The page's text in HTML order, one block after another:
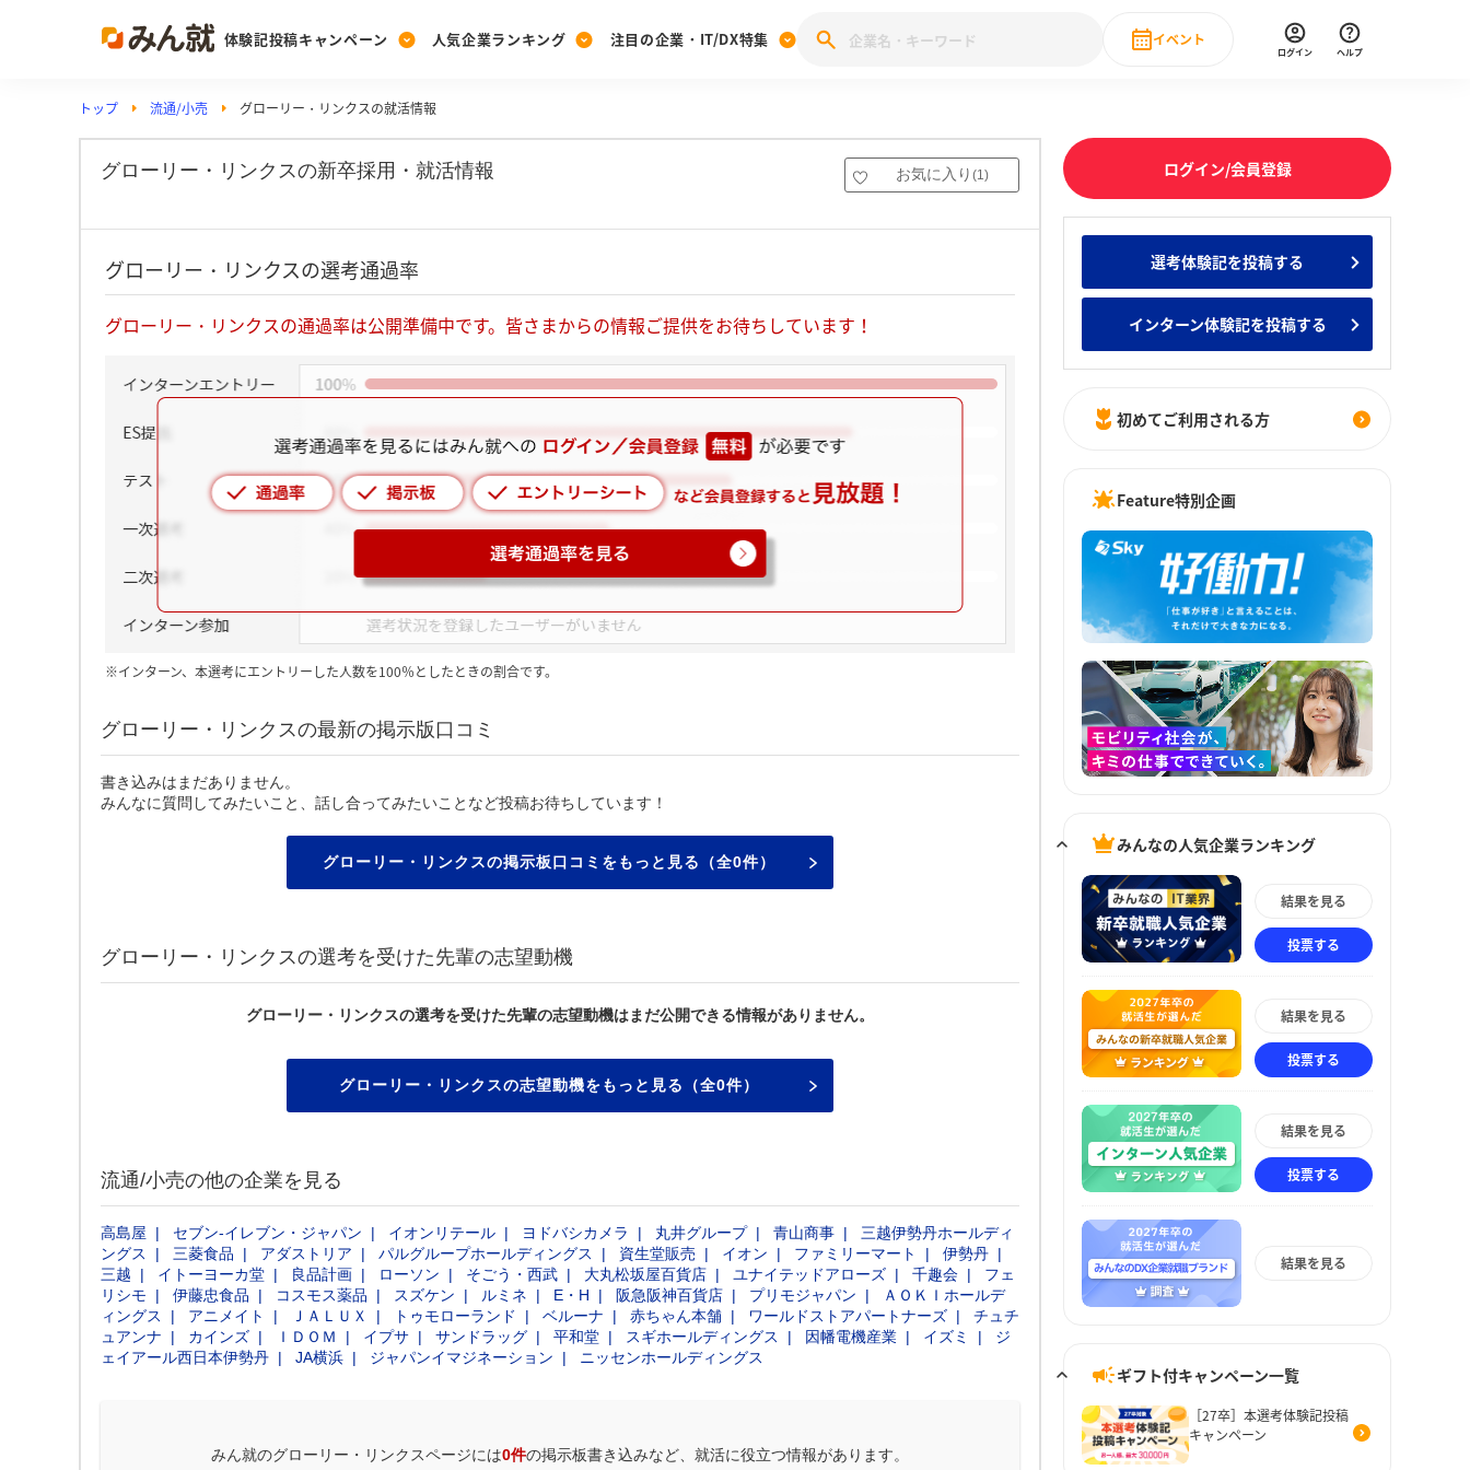
体験記投稿キャンペーン
Post
投稿する
[27卒] 本選考体験記投稿キャンペーン
人気企業ランキング
Ranking
ランキングを見る
投票する
みんなの新卒就職人気企業ランキング みんなのインターン人気企業ランキ
注目の企業・IT/DX特集
PickUp
注目の企業特集
28卒 IT・DX企業特集 27卒 IT・DX企業特集 28卒 IT・DX現場社員インタビュー
動画で知ろう！業界・企業研究
イベント
直近のイベント一覧
ログイン ヘルプ
トップ 流通/小売 グローリー・リンクスの就活情報
グローリー・リンクスの新卒採用・就活情報 お気に入り (1)
グローリー・リンクスの選考通過率
グローリー・リンクスの通過率は公開準備中です。皆さまからの情報ご提供をお待ちしています！
※インターン、本選考にエントリーした人数を100％としたときの割合です。
グローリー・リンクスの最新の掲示版口コミ
書き込みはまだありません。
みんなに質問してみたいこと、話し合ってみたいことなど投稿お待ちしています！
グローリー・リンクスの掲示板口コミをもっと見る（全0件）
グローリー・リンクスの選考を受けた先輩の志望動機
グローリー・リンクスの選考を受けた先輩の志望動機はまだ公開できる情報がありません。
グローリー・リンクスの志望動機をもっと見る（全0件）
流通/小売の他の企業を見る
高島屋 セブン‐イレブン・ジャパン イオンリテール ヨドバシカメラ 丸井グループ 青山商事
三越伊勢丹ホールディ
ングス
三菱食品 アダストリア パルグループホールディングス 資生堂販売 イオン ファミリーマート
伊勢丹
三越
イトーヨーカ堂 良品計画 ローソン そごう・西武 大丸松坂屋百貨店 ユナイテッドアローズ 千趣会
フェ
リシモ
伊藤忠食品 コスモス薬品 スズケン ルミネ E・H 阪急阪神百貨店 プリモジャパン
ＡＯＫＩホールデ
ィングス
アニメイト ＪＡＬＵＸ トゥモローランド ベルーナ 赤ちゃん本舗 ワールドストアパートナーズ
チュチ
ュアンナ
カインズ ＩＤＯＭ イプサ サンドラッグ 平和堂 スギホールディングス 因幡電機産業 イズミ
ジ
ェイアール西日本伊勢丹
JA横浜 ジャパンイマジネーション ニッセンホールディングス
みん就のグローリー・リンクスページには0件の掲示板書き込みなど、就活に役立つ情報があります。
ログイン/会員登録
選考体験記を投稿する
インターン体験記を投稿する
初めてご利用される方
Feature特別企画
みんなの人気企業ランキング
結果を見る
投票する
結果を見る
投票する
結果を見る
投票する
結果を見る
ギフト付キャンペーン一覧
［27卒］本選考体験記投稿
キャンペーン